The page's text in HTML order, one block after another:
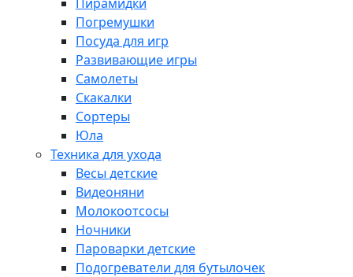
Погремушки
Посуда для игр
Развивающие игры
Самолеты
Скакалки
Сортеры
Юла
Техника для ухода
Весы детские
Видеоняни
Молокоотсосы
Ночники
Пароварки детские
Подогреватели для бутылочек